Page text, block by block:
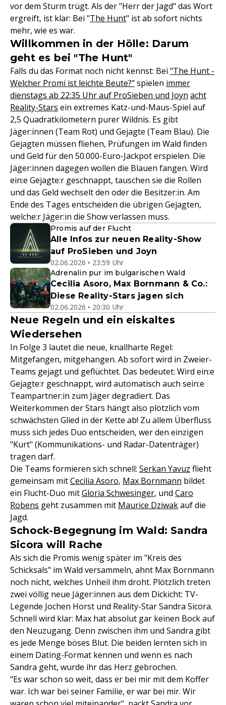
vor dem Sturm trügt. Als der "Herr der Jagd" das Wort
ergreift, ist klar: Bei "The Hunt" ist ab sofort nichts
mehr, wie es war.
Willkommen in der Hölle: Darum
geht es bei "The Hunt"
Falls du das Format noch nicht kennst: Bei "The Hunt -
Welcher Promi ist leichte Beute?" spielen immer
dienstags ab 22:35 Uhr auf ProSieben und Joyn acht
Reality-Stars ein extremes Katz-und-Maus-Spiel auf
2,5 Quadratkilometern purer Wildnis. Es gibt
Jäger:innen (Team Rot) und Gejagte (Team Blau). Die
Gejagten müssen fliehen, Prüfungen im Wald finden
und Geld für den 50.000-Euro-Jackpot erspielen. Die
Jäger:innen dagegen wollen die Blauen fangen. Wird
ein:e Gejagte:r geschnappt, tauschen sie die Rollen
und das Geld wechselt den oder die Besitzer:in. Am
Ende des Tages entscheiden die übrigen Gejagten,
welche:r Jäger:in die Show verlassen muss.
Promis auf der Flucht
Alle Infos zur neuen Reality-Show
auf ProSieben und Joyn
02.06.2026 • 23:59 Uhr
Adrenalin pur im bulgarischen Wald
Cecilia Asoro, Max Bornmann & Co.:
Diese Reality-Stars jagen sich
02.06.2026 • 20:30 Uhr
Neue Regeln und ein eiskaltes
Wiedersehen
In Folge 3 lautet die neue, knallharte Regel:
Mitgefangen, mitgehangen. Ab sofort wird in Zweier-
Teams gejagt und geflüchtet. Das bedeutet: Wird ein:e
Gejagte:r geschnappt, wird automatisch auch sein:e
Teampartner:in zum Jäger degradiert. Das
Weiterkommen der Stars hängt also plötzlich vom
schwächsten Glied in der Kette ab! Zu allem Überfluss
muss sich jedes Duo entscheiden, wer den einzigen
"Kurt" (Kommunikations- und Radar-Datenträger)
tragen darf.
Die Teams formieren sich schnell: Serkan Yavuz flieht
gemeinsam mitCecilia Asoro, Max Bornmann bildet
ein Flucht-Duo mitGloria Schwesinger, und Caro
Robens geht zusammen mit Maurice Dziwakauf die
Jagd.
Schock-Begegnung im Wald: Sandra
Sicora will Rache
Als sich die Promis wenig später im "Kreis des
Schicksals" im Wald versammeln, ahnt Max Bornmann
noch nicht, welches Unheil ihm droht. Plötzlich treten
zwei völlig neue Jäger:innen aus dem Dickicht: TV-
Legende Jochen Horst und Reality-Star Sandra Sicora.
Schnell wird klar: Max hat absolut gar keinen Bock auf
den Neuzugang. Denn zwischen ihm und Sandra gibt
es jede Menge böses Blut. Die beiden lernten sich in
einem Dating-Format kennen und wenn es nach
Sandra geht, wurde ihr das Herz gebrochen.
"Es war schon so weit, dass er bei mir mit dem Koffer
war. Ich war bei seiner Familie, er war bei mir. Wir